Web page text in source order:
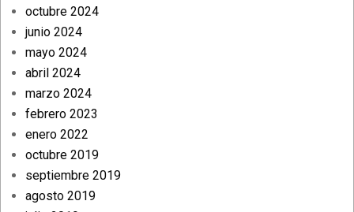
octubre 2024
junio 2024
mayo 2024
abril 2024
marzo 2024
febrero 2023
enero 2022
octubre 2019
septiembre 2019
agosto 2019